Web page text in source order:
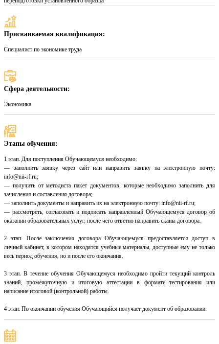
Присваиваемая квалификация:
Специалист по экономике труда
Сфера деятельности:
Экономика
Этапы обучения:
1 этап. Для поступления Обучающемуся необходимо:
— заполнить заявку через сайт или направить заявку на электронную почту:
info@nii-rf.ru;
— получить от методиста пакет документов, которые необходимо заполнить для
зачисления и составления договора;
— заполнить документы и направить их на электронную почту: info@nii-rf.ru;
— рассмотреть, согласовать и подписать направленный Обучающемуся договор об
оказании образовательных услуг, после чего ответно направить сканы договора.
2 этап. После заключения договора Обучающемуся предоставляется доступ в
личный кабинет, в котором находятся учебные материалы, доступные ему не только
весь период обучения, но и после его окончания.
3 этап. В течение обучения Обучающемуся необходимо пройти текущий контроль
знаний, промежуточную и итоговую аттестации в формате тестирования или
написание итоговой (контрольной) работы.
4 этап. По окончании обучения Обучающийся получает документ об образовании.